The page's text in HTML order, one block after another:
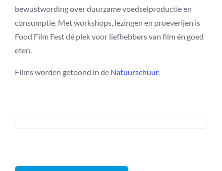
bewustwording over duurzame voedselproductie en
consumptie. Met workshops, lezingen en proeverijen is
Food Film Fest dé plek voor liefhebbers van film én goed
eten.
Films worden getoond in de Natuurschuur.